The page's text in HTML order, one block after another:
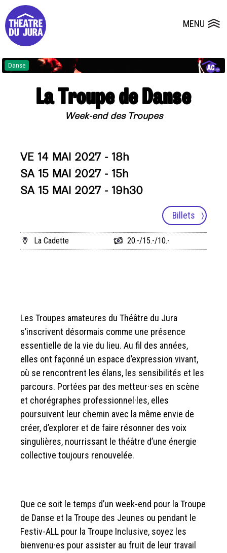
MENU
Presse
Salles
Dépôts de dossiers
Danse
La Troupe de Danse
Week-end des Troupes
Les Troupes amateures du Théâtre du Jura
s’inscrivent désormais comme une présence
essentielle de la vie du lieu. Au fil des années,
elles ont façonné un espace d’expression vivant,
où se rencontrent les élans, les sensibilités et les
parcours. Portées par des metteur·ses en scène
et chorégraphes professionnel·les, elles
poursuivent leur chemin avec la même envie de
créer, d’explorer et de faire résonner des voix
singulières, nourrissant le théâtre d’une énergie
collective toujours renouvelée.
Que ce soit le temps d’un week-end pour la Troupe
de Danse et la Troupe des Jeunes ou pendant le
Festiv-ALL pour la Troupe Inclusive, soyez les
bienvenu·es pour assister au fruit de leur travail
Billets
VE 14 MAI 2027 - 18h
SA 15 MAI 2027 - 15h
SA 15 MAI 2027 - 19h30
La Cadette 20.-/15.-/10.-